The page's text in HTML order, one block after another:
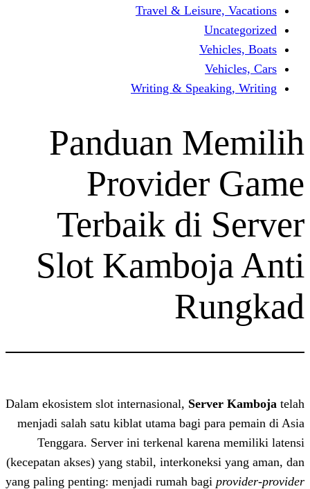
Travel &
Writing &
Panduan
Provider
Terbaik di
Slot
Dalam ekosistem slot internasional,
menjadi salah satu kiblat utama bagi
Tenggara. Server ini terkenal
(kecepatan akses) yang stabil,
yang paling penting: menjadi rumah bagi